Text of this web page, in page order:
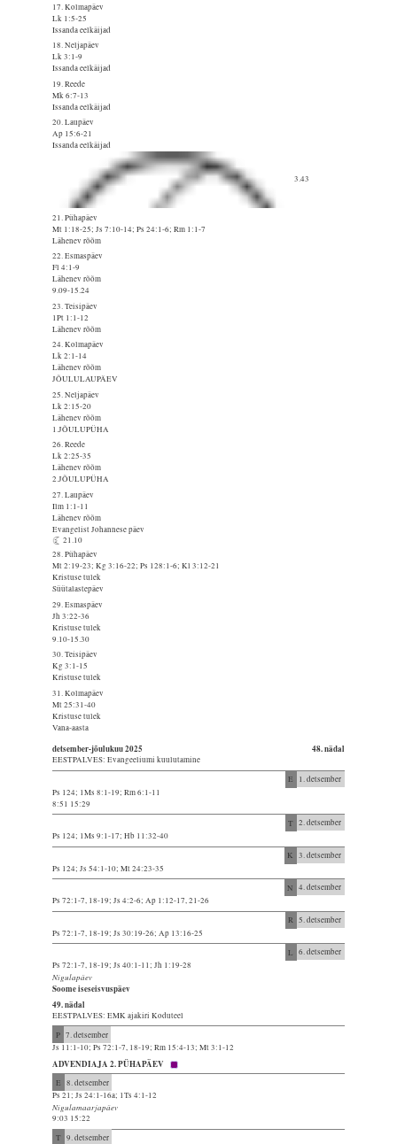
17. Kolmapäev
Lk 1:5-25
Issanda eelkäijad
18. Neljapäev
Lk 3:1-9
Issanda eelkäijad
19. Reede
Mk 6:7-13
Issanda eelkäijad
20. Laupäev
Ap 15:6-21
Issanda eelkäijad
3.43
21. Pühapäev
Mt 1:18-25; Js 7:10-14; Ps 24:1-6; Rm 1:1-7
Lähenev rõõm
22. Esmaspäev
Fl 4:1-9
Lähenev rõõm
9.09-15.24
23. Teisipäev
1Pt 1:1-12
Lähenev rõõm
24. Kolmapäev
Lk 2:1-14
Lähenev rõõm
JÕULULAUPÄEV
25. Neljapäev
Lk 2:15-20
Lähenev rõõm
1.JÕULUPÜHA
26. Reede
Lk 2:25-35
Lähenev rõõm
2.JÕULUPÜHA
27. Laupäev
Ilm 1:1-11
Lähenev rõõm
Evangelist Johannese päev
21.10
28. Pühapäev
Mt 2:19-23; Kg 3:16-22; Ps 128:1-6; Kl 3:12-21
Kristuse tulek
Süütalastepäev
29. Esmaspäev
Jh 3:22-36
Kristuse tulek
9.10-15.30
30. Teisipäev
Kg 3:1-15
Kristuse tulek
31. Kolmapäev
Mt 25:31-40
Kristuse tulek
Vana-aasta
48. nädal
detsember-jõulukuu 2025
EESTPALVES: Evangeeliumi kuulutamine
E
1. detsember
Ps 124; 1Ms 8:1-19; Rm 6:1-11
8:51 15:29
T 2. detsember
Ps 124; 1Ms 9:1-17; Hb 11:32-40
K 3. detsember
Ps 124; Js 54:1-10; Mt 24:23-35
N 4. detsember
Ps 72:1-7, 18-19; Js 4:2-6; Ap 1:12-17, 21-26
R 5. detsember
Ps 72:1-7, 18-19; Js 30:19-26; Ap 13:16-25
L 6. detsember
Ps 72:1-7, 18-19; Js 40:1-11; Jh 1:19-28
Nigulapäev
Soome iseseisvuspäev
49. nädal
EESTPALVES: EMK ajakiri Koduteel
P 7. detsember
Js 11:1-10; Ps 72:1-7, 18-19; Rm 15:4-13; Mt 3:1-12
ADVENDIAJA 2. PÜHAPÄEV
E 8. detsember
Ps 21; Js 24:1-16a; 1Ts 4:1-12
Nigulamaarjapäev
9:03 15:22
T 9. detsember